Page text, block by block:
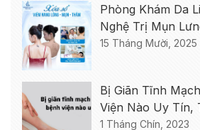
Phòng Khám Da
Nghệ Trị Mụn
Quyền
15 Tháng Mười, 2025
Bị Giãn Tĩnh
Viện Nào Uy Tín,
1 Tháng Chín, 2023